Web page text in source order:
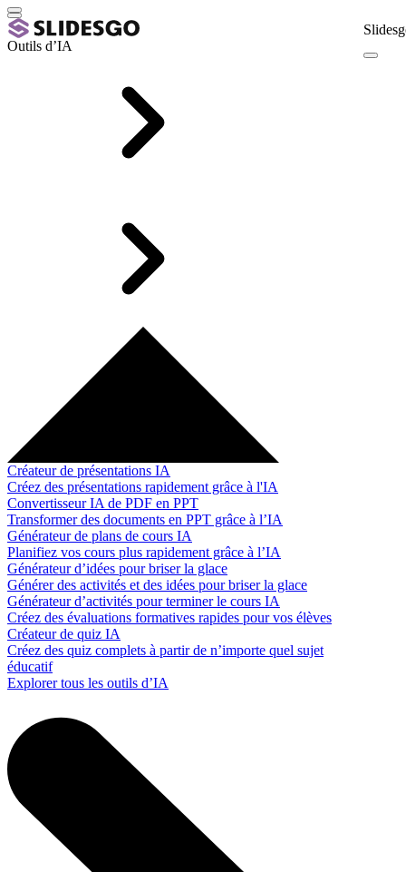
Outils d’IA
Créateur de présentations IA
Créez des présentations rapidement grâce à l'IA
Convertisseur IA de PDF en PPT
Transformer des documents en PPT grâce à l’IA
Générateur de plans de cours IA
Planifiez vos cours plus rapidement grâce à l’IA
Générateur d’idées pour briser la glace
Générer des activités et des idées pour briser la glace
Générateur d’activités pour terminer le cours IA
Créez des évaluations formatives rapides pour vos élèves
Créateur de quiz IA
Créez des quiz complets à partir de n’importe quel sujet
éducatif
Explorer tous les outils d’IA